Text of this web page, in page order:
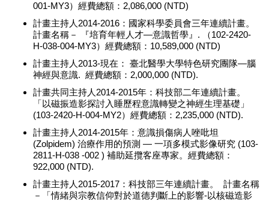
001-MY3）經費總額：2,086,000 (NTD)
計畫主持人2014-2016：國家科學委員會三年連續計畫。
計畫名稱－ 『培育年輕人才—意識哲學』. （102-2420-
H-038-004-MY3）經費總額：10,589,000 (NTD)
計畫主持人2013-現在： 臺北醫學大學特色研究團隊—腦
神經與意識. 經費總額：2,000,000 (NTD).
計畫共同主持人2014-2015年：科技部二年連續計畫。
「以磁振造影探討入睡歷程意識轉變之神經生理基礎」
(103-2420-H-004-MY2）經費總額：2,235,000 (NTD).
計畫主持人2014-2015年：意識損傷病人唑吡坦
(Zolpidem) 治療作用的預測 — 一項多模式影像研究 (103-
2811-H-038 -002 ) 補助延攬客座專家。經費總額：
922,000 (NTD).
計畫主持人2015-2017：科技部三年連續計畫。 計畫名稱
－「情緒與宗教信仰對於道德判斷上的影響-以核磁造影